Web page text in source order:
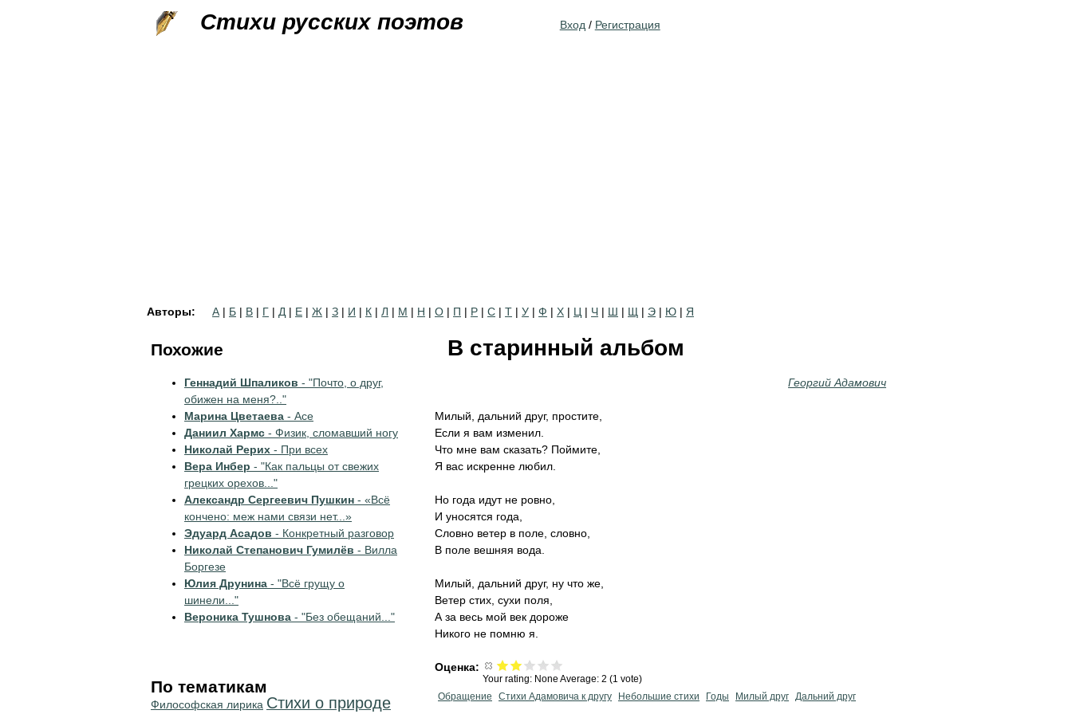
Стихи русских поэтов Вход / Регистрация
Авторы: А | Б | В | Г | Д | Е | Ж | З | И | К | Л | М | Н | О | П | Р | С | Т | У | Ф | Х | Ц | Ч | Ш | Щ | Э | Ю | Я
В старинный альбом
Георгий Адамович
Милый, дальний друг, простите,
Если я вам изменил.
Что мне вам сказать? Поймите,
Я вас искренне любил.
Но года идут не ровно,
И уносятся года,
Словно ветер в поле, словно,
В поле вешняя вода.
Милый, дальний друг, ну что же,
Ветер стих, сухи поля,
А за весь мой век дороже
Никого не помню я.
Оценка:
Your rating: None Average: 2 (1 vote)
Обращение
Стихи Адамовича к другу Небольшие стихи Годы Милый друг Дальний друг
Похожие
Геннадий Шпаликов - "Почто, о друг,
обижен на меня?.."
Марина Цветаева - Асе
Даниил Хармс - Физик, сломавший ногу
Николай Рерих - При всех
Вера Инбер - "Как пальцы от свежих
грецких орехов..."
Александр Сергеевич Пушкин - «Всё
кончено: меж нами связи нет...»
Эдуард Асадов - Конкретный разговор
Николай Степанович Гумилёв - Вилла
Боргезе
Юлия Друнина - "Всё грущу о
шинели..."
Вероника Тушнова - "Без обещаний..."
По тематикам
Философская лирика Стихи о природе